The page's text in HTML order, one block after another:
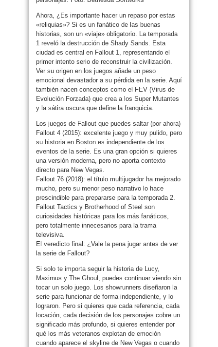
Ahora, ¿Es importante hacer un repaso por estas
«reliquias»? Si es un fanático de las buenas
historias, son un «viaje» obligatorio. La temporada
1 reveló la destrucción de Shady Sands. Esta
ciudad es central en Fallout 1, representando el
primer intento serio de reconstruir la civilización.
Ver su origen en los juegos añade un peso
emocional devastador a su pérdida en la serie. Aquí
también nacen conceptos como el FEV (Virus de
Evolución Forzada) que crea a los Super Mutantes
y la sátira oscura que define la franquicia.
Los juegos de Fallout que puedes saltar (por ahora)
Fallout 4 (2015): excelente juego y muy pulido, pero
su historia en Boston es independiente de los
eventos de la serie. Es una gran opción si quieres
una versión moderna, pero no aporta contexto
directo para New Vegas.
Fallout 76 (2018): el título multijugador ha mejorado
mucho, pero su menor peso narrativo lo hace
prescindible para prepararse para la temporada 2.
Fallout Tactics y Brotherhood of Steel son
curiosidades históricas para los más fanáticos,
pero totalmente innecesarios para la trama
televisiva.
El veredicto final: ¿Vale la pena jugar antes de ver
la serie de Fallout?
Si solo te importa seguir la historia de Lucy,
Maximus y The Ghoul, puedes continuar viendo sin
tocar un solo juego. Los showrunners diseñaron la
serie para funcionar de forma independiente, y lo
lograron. Pero si quieres que cada referencia, cada
locación, cada decisión de los personajes cobre un
significado más profundo, si quieres entender por
qué los más veteranos explotan de emoción
cuando aparece el skyline de New Vegas o cuando